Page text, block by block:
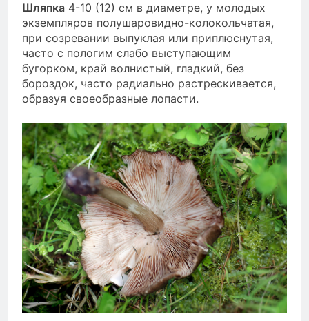
Шляпка 4-10 (12) см в диаметре, у молодых
экземпляров полушаровидно-колокольчатая,
при созревании выпуклая или приплюснутая,
часто с пологим слабо выступающим
бугорком, край волнистый, гладкий, без
бороздок, часто радиально растрескивается,
образуя своеобразные лопасти.